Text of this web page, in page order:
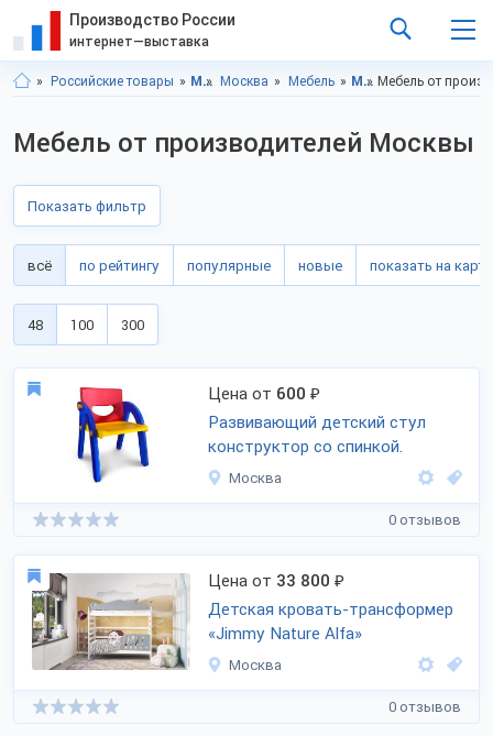
Производство России
интернет—выставка
Российские товары Московская область Москва Мебель Мебель, Московская область Мебель от
Мебель от производителей Москвы
Показать фильтр
всё по рейтингу популярные новые показать на карте
48 100 300
Цена от 600 ₽
Развивающий детский стул
конструктор со спинкой.
Москва
0 отзывов
Цена от 33 800 ₽
Детская кровать-трансформер
«Jimmy Nature Alfa»
Москва
0 отзывов